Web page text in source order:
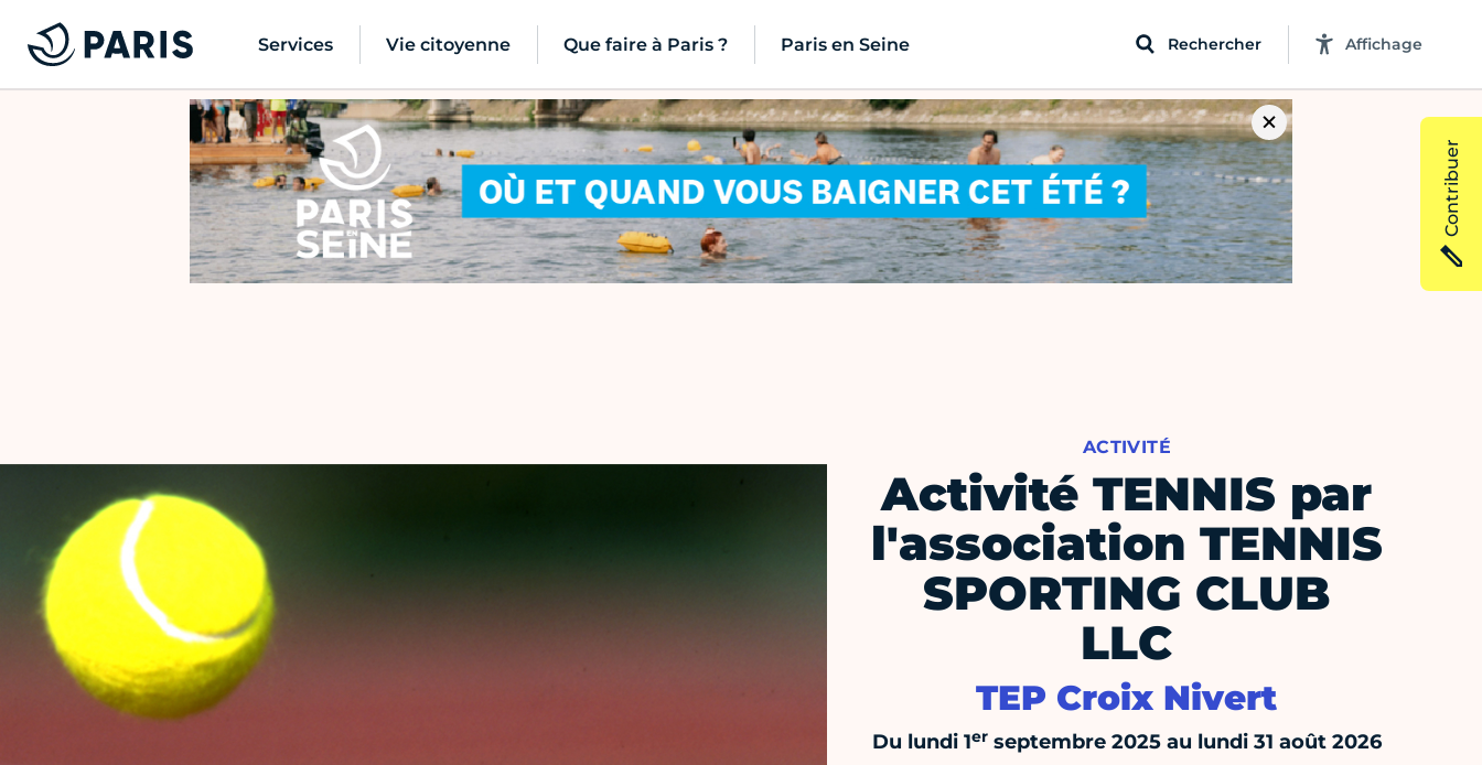
Services Vie citoyenne Que faire à Paris ? Paris en Seine Rechercher Affichage
ACTIVITÉ
Activité TENNIS par
l'association TENNIS
SPORTING CLUB
LLC
TEP Croix Nivert
Du lundi 1erseptembre 2025 au lundi 31 août 2026
Contribuer